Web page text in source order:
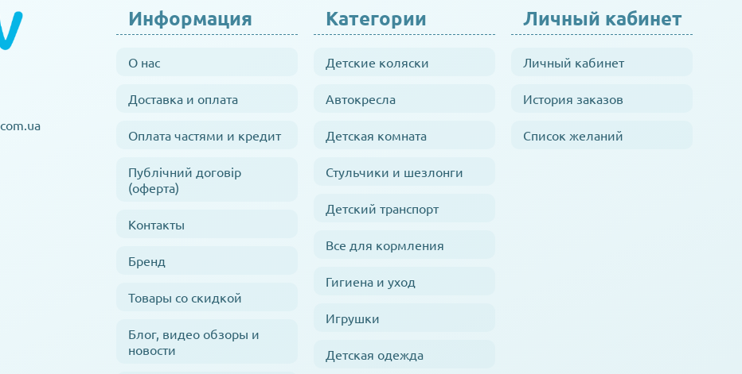
Информация
О нас
Доставка и оплата
Оплата частями и кредит
Публічний договір
(оферта)
Контакты
Бренд
Товары со скидкой
Блог, видео обзоры и
новости
Категории
Детские коляски
Автокресла
Детская комната
Стульчики и шезлонги
Детский транспорт
Все для кормления
Гигиена и уход
Игрушки
Детская одежда
Личный кабинет
Личный кабинет
История заказов
Список желаний